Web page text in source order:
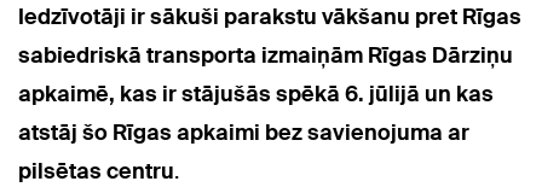
Iedzīvotāji ir sākuši parakstu vākšanu pret Rīgas
sabiedriskā transporta izmaiņām Rīgas Dārziņu
apkaimē, kas ir stājušās spēkā 6. jūlijā un kas
atstāj šo Rīgas apkaimi bez savienojuma ar
pilsētas centru.